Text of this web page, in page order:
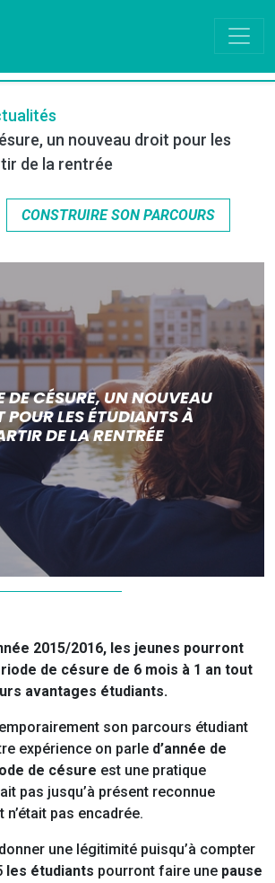
un nouveau droit pour les
de la rentrée
CONSTRUIRE SON PARCOURS
DE CÉSURE, UN NOUVEAU
POUR LES ÉTUDIANTS À
DE LA RENTRÉE
2015/2016, les jeunes pourront
de césure de 6 mois à 1 an tout
avantages étudiants.
son parcours étudiant
expérience on parle d’année de
de césure est une pratique
pas jusqu’à présent reconnue
pas encadrée.
une légitimité puisqu’à compter
les étudiants pourront faire une pause